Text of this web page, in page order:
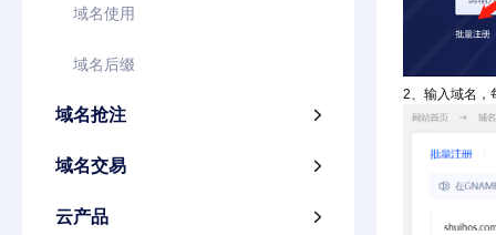
域名使用
域名后缀
域名抢注 
域名交易 
云产品 
2、输入域名，